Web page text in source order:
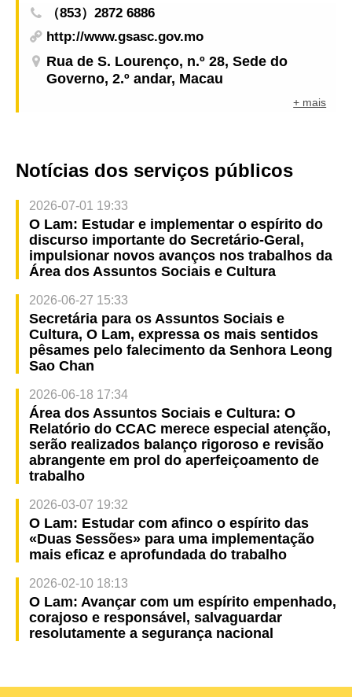
（853）2872 6886
http://www.gsasc.gov.mo
Rua de S. Lourenço, n.º 28, Sede do
Governo, 2.º andar, Macau
+ mais
Notícias dos serviços públicos
2026-07-01 19:33
O Lam: Estudar e implementar o espírito do
discurso importante do Secretário-Geral,
impulsionar novos avanços nos trabalhos da
Área dos Assuntos Sociais e Cultura
2026-06-27 15:33
Secretária para os Assuntos Sociais e
Cultura, O Lam, expressa os mais sentidos
pêsames pelo falecimento da Senhora Leong
Sao Chan
2026-06-18 17:34
Área dos Assuntos Sociais e Cultura: O
Relatório do CCAC merece especial atenção,
serão realizados balanço rigoroso e revisão
abrangente em prol do aperfeiçoamento de
trabalho
2026-03-07 19:32
O Lam: Estudar com afinco o espírito das
«Duas Sessões» para uma implementação
mais eficaz e aprofundada do trabalho
2026-02-10 18:13
O Lam: Avançar com um espírito empenhado,
corajoso e responsável, salvaguardar
resolutamente a segurança nacional